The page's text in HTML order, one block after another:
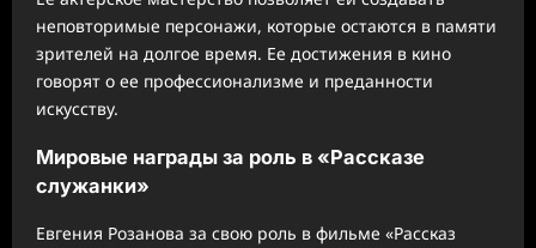
неповторимые персонажи, которые остаются в памяти
зрителей на долгое время. Ее достижения в кино
говорят о ее профессионализме и преданности
искусству.
Мировые награды за роль в «Рассказе
служанки»
Евгения Розанова за свою роль в фильме «Рассказ